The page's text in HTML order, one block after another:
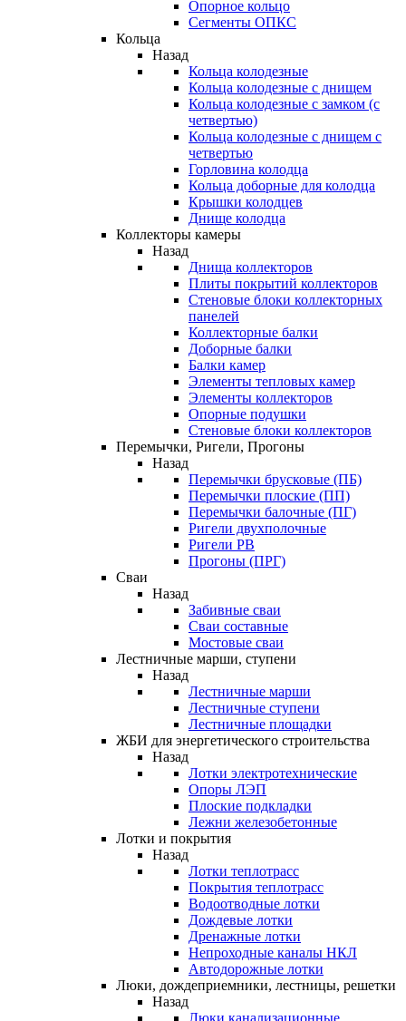
Опорное кольцо
Сегменты ОПКС
Кольца
Назад
Кольца колодезные
Кольца колодезные с днищем
Кольца колодезные с замком (с
четвертью)
Кольца колодезные с днищем с
четвертью
Горловина колодца
Кольца доборные для колодца
Крышки колодцев
Днище колодца
Коллекторы камеры
Назад
Днища коллекторов
Плиты покрытий коллекторов
Стеновые блоки коллекторных
панелей
Коллекторные балки
Доборные балки
Балки камер
Элементы тепловых камер
Элементы коллекторов
Опорные подушки
Стеновые блоки коллекторов
Перемычки, Ригели, Прогоны
Назад
Перемычки брусковые (ПБ)
Перемычки плоские (ПП)
Перемычки балочные (ПГ)
Ригели двухполочные
Ригели РВ
Прогоны (ПРГ)
Сваи
Назад
Забивные сваи
Сваи составные
Мостовые сваи
Лестничные марши, ступени
Назад
Лестничные марши
Лестничные ступени
Лестничные площадки
ЖБИ для энергетического строительства
Назад
Лотки электротехнические
Опоры ЛЭП
Плоские подкладки
Лежни железобетонные
Лотки и покрытия
Назад
Лотки теплотрасс
Покрытия теплотрасс
Водоотводные лотки
Дождевые лотки
Дренажные лотки
Непроходные каналы НКЛ
Автодорожные лотки
Люки, дождеприемники, лестницы, решетки
Назад
Люки канализационные